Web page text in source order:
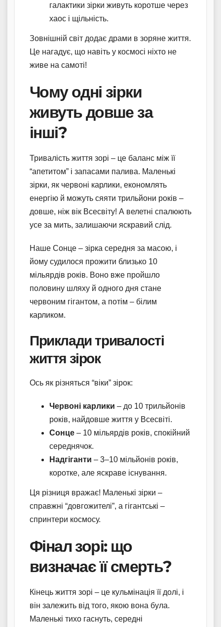
галактики зірки живуть коротше через
хаос і щільність.
Зовнішній світ додає драми в зоряне життя.
Це нагадує, що навіть у космосі ніхто не
живе на самоті!
Чому одні зірки
живуть довше за
інші?
Тривалість життя зорі – це баланс між її
“апетитом” і запасами палива. Маленькі
зірки, як червоні карлики, економлять
енергію й можуть сяяти трильйони років –
довше, ніж вік Всесвіту! А велетні спалюють
усе за мить, залишаючи яскравий слід.
Наше Сонце – зірка середня за масою, і
йому судилося прожити близько 10
мільярдів років. Воно вже пройшло
половину шляху й одного дня стане
червоним гігантом, а потім – білим
карликом.
Приклади тривалості
життя зірок
Ось як різняться “віки” зірок:
Червоні карлики – до 10 трильйонів
років, найдовше життя у Всесвіті.
Сонце – 10 мільярдів років, спокійний
середнячок.
Надгіганти – 3–10 мільйонів років,
коротке, але яскраве існування.
Ця різниця вражає! Маленькі зірки –
справжні “довгожителі”, а гігантські –
спринтери космосу.
Фінал зорі: що
визначає її смерть?
Кінець життя зорі – це кульмінація її долі, і
він залежить від того, якою вона була.
Маленькі тихо гаснуть, середні